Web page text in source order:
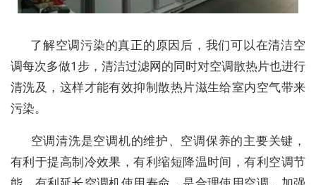
了解空调污染的真正的原因后，我们可以在清洁空
调每次多做1步，清洁过滤网的同时对空调散热片也进行
清洗及，这样才能有效抑制散热片滋生给室内空气带来
污染。
​空调清洗是空调机的维护、空调保养的主要关键，
有利于提高制冷效果，有利缩短降温时间，有利空调节